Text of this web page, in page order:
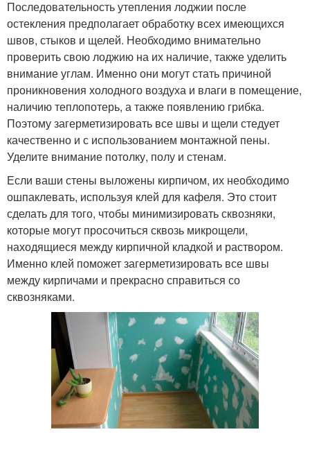
Последовательность утепления лоджии после
остекления предполагает обработку всех имеющихся
швов, стыков и щелей. Необходимо внимательно
проверить свою лоджию на их наличие, также уделить
внимание углам. Именно они могут стать причиной
проникновения холодного воздуха и влаги в помещение,
наличию теплопотерь, а также появлению грибка.
Поэтому загерметизировать все швы и щели стедует
качественно и с использованием монтажной пены.
Уделите внимание потолку, полу и стенам.
Если ваши стены выложены кирпичом, их необходимо
ошпаклевать, используя клей для кафеля. Это стоит
сделать для того, чтобы минимизировать сквозняки,
которые могут просочиться сквозь микрощели,
находящиеся между кирпичной кладкой и раствором.
Именно клей поможет загерметизировать все швы
между кирпичами и прекрасно справиться со
сквозняками.